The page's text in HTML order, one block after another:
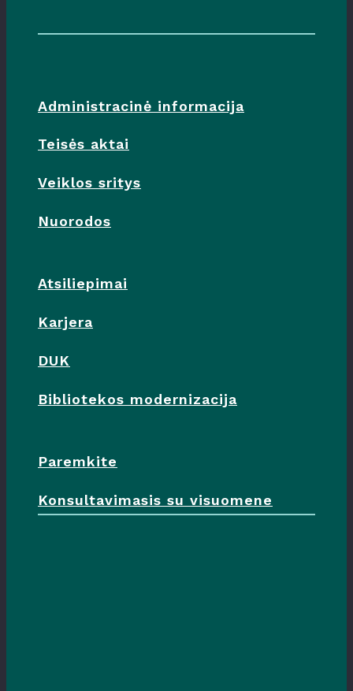
Administracinė informacija
Teisės aktai
Veiklos sritys
Nuorodos
Atsiliepimai
Karjera
DUK
Bibliotekos modernizacija
Paremkite
Konsultavimasis su visuomene